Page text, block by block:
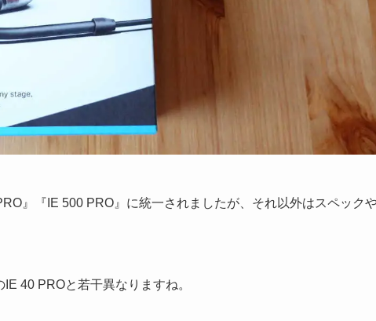
』『IE 500 PRO』に統一されましたが、それ以外はスペック
40 PROと若干異なりますね。